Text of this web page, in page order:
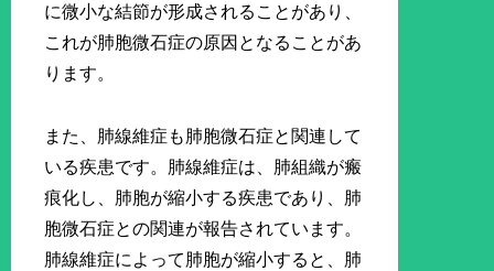
に微小な結節が形成されることがあり、
これが肺胞微石症の原因となることがあ
ります。
また、肺線維症も肺胞微石症と関連して
いる疾患です。肺線維症は、肺組織が瘢
痕化し、肺胞が縮小する疾患であり、肺
胞微石症との関連が報告されています。
肺線維症によって肺胞が縮小すると、肺